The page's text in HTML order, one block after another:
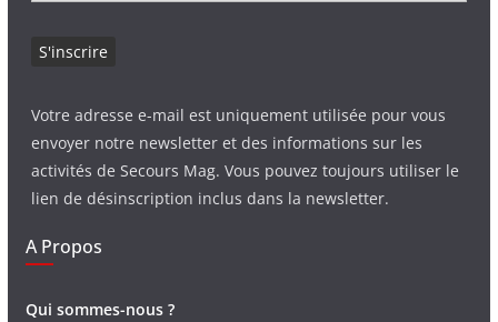
Votre adresse e-mail est uniquement utilisée pour vous
envoyer notre newsletter et des informations sur les
activités de Secours Mag. Vous pouvez toujours utiliser le
lien de désinscription inclus dans la newsletter.
A Propos
Qui sommes-nous ?